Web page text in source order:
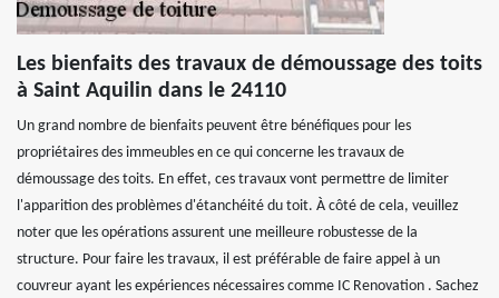
Les bienfaits des travaux de démoussage des toits
à Saint Aquilin dans le 24110
Un grand nombre de bienfaits peuvent être bénéfiques pour les
propriétaires des immeubles en ce qui concerne les travaux de
démoussage des toits. En effet, ces travaux vont permettre de limiter
l'apparition des problèmes d'étanchéité du toit. À côté de cela, veuillez
noter que les opérations assurent une meilleure robustesse de la
structure. Pour faire les travaux, il est préférable de faire appel à un
couvreur ayant les expériences nécessaires comme IC Renovation . Sachez